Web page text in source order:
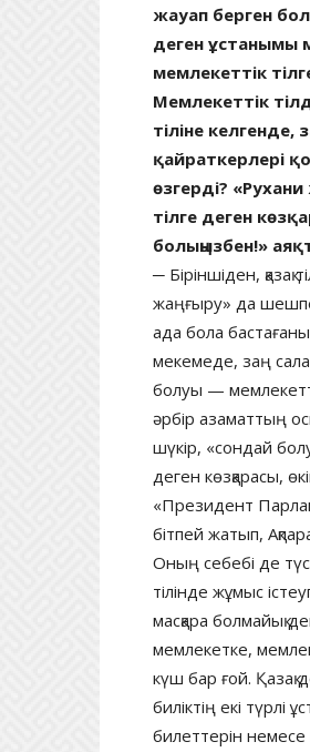
жауап берген
деген ұстанымы
мемлекеттік
Мемлекеттік
тіліне келгенде,
қайраткерлері
өзгерді?
тілге деген
болыңызбен!»
─ Біріншіден,
жаңғыру» да
ада бола
мекемеде, заң
болуы —
әрбір азаматтың
шүкір, «сондай
деген көзқарасы,
«Президент
бітпей жатып,
Оның себебі де
тілінде жұмыс
масқара болмайық
мемлекетке,
күш бар ғой. Қазақ
биліктің екі
билеттерін